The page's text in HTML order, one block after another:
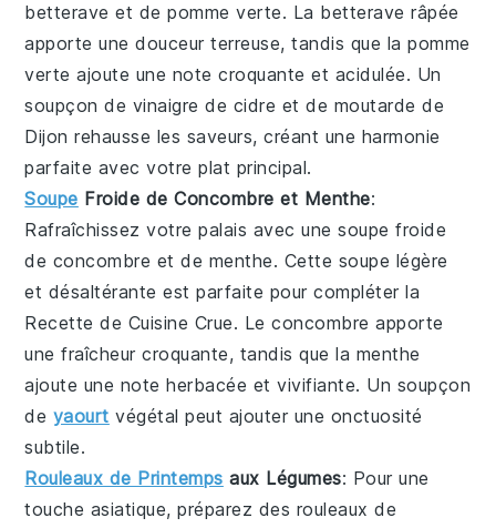
betterave et depomme verte. La betterave râpée
apporte une douceur terreuse, tandis que lapomme
verte ajoute une note croquante et acidulée. Un
soupçon de vinaigre de cidre et de moutarde de
Dijon rehausse les saveurs, créant une harmonie
parfaite avec votre plat principal.
Soupe Froide de Concombre et Menthe:
Rafraîchissez votre palais avec unesoupe froide
de concombre et de menthe. Cette soupe légère
et désaltérante est parfaite pour compléter la
Recette de Cuisine Crue. Leconcombre apporte
une fraîcheur croquante, tandis que la menthe
ajoute une note herbacée et vivifiante. Un soupçon
de yaourt végétal peut ajouter une onctuosité
subtile.
Rouleaux de Printemps aux Légumes: Pour une
touche asiatique, préparez des rouleaux de